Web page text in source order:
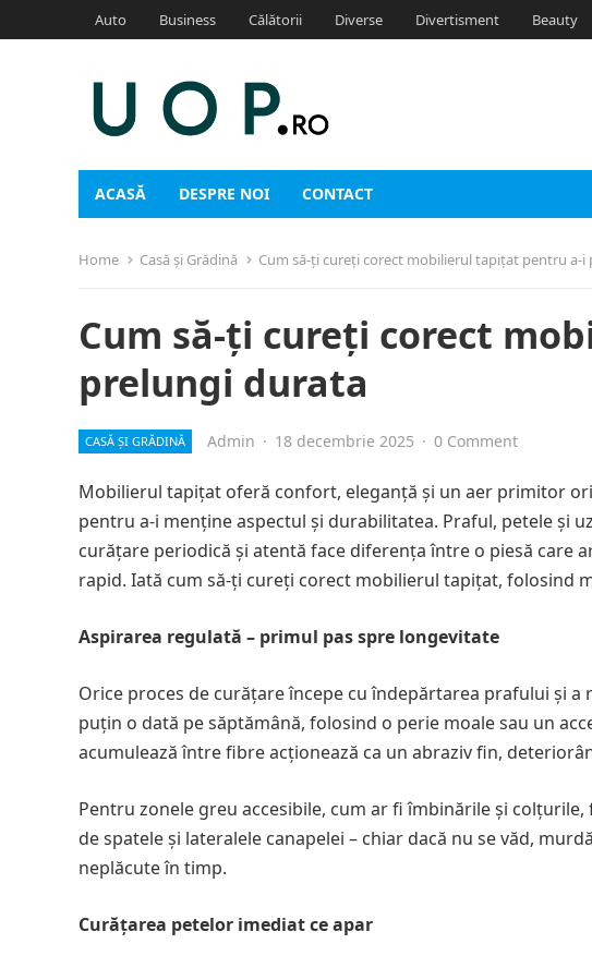
Auto Business Călătorii Diverse Divertisment Beauty
ACASĂ DESPRE NOI CONTACT
Home Casă și Grădină Cum să-ți cureți corect mobilierul tapițat pentru a-
Cum să-ți cureți corect
prelungi durata
CASĂ ȘI GRĂDINĂ Admin · 18 decembrie 2025 · 0 Comment
Mobilierul tapițat oferă confort, eleganță și un aer primitor
pentru a-i menține aspectul și durabilitatea. Praful, petele și
curățare periodică și atentă face diferența între o piesă care
rapid. Iată cum să-ți cureți corect mobilierul tapițat, folosind
Aspirarea regulată – primul pas spre longevitate
Orice proces de curățare începe cu îndepărtarea prafului și
puțin o dată pe săptămână, folosind o perie moale sau un
acumulează între fibre acționează ca un abraziv fin,
Pentru zonele greu accesibile, cum ar fi îmbinările și
de spatele și lateralele canapelei – chiar dacă nu se văd,
neplăcute în timp.
Curățarea petelor imediat ce apar